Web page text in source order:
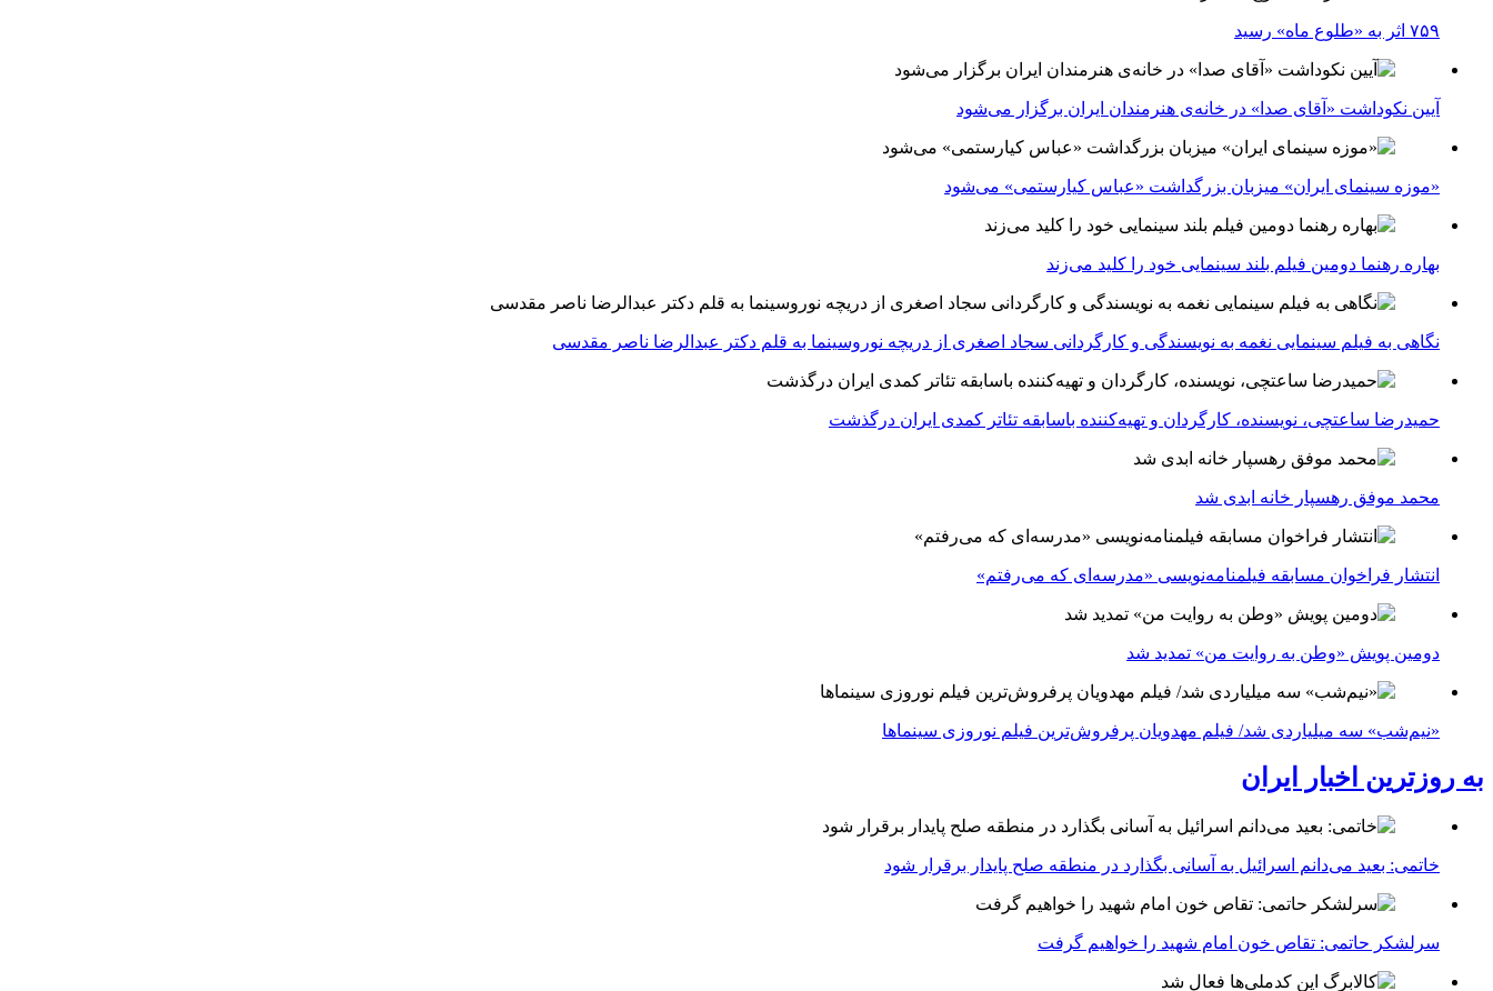
۷۵۹ اثر به «طلوع ماه» رسید
آیین نکوداشت «آقای صدا» در خانه‌ی هنرمندان ایران برگزار می‌شود
«موزه سینمای ایران» میزبان بزرگداشت «عباس کیارستمی» می‌شود
بهاره رهنما دومین فیلم بلند سینمایی خود را کلید می‌زند
نگاهی به فیلم سینمایی نغمه به نویسندگی و کارگردانی سجاد اصغری از دریچه نوروسینما به قلم دکتر عبدالرضا ناصر مقدسی
حمیدرضا ساعتچی، نویسنده، کارگردان و تهیه‌کننده باسابقه تئاتر کمدی ایران درگذشت
محمد موفق رهسپار خانه ابدی شد
انتشار فراخوان مسابقه فیلمنامه‌نویسی «مدرسه‌ای که می‌رفتم»
دومین پویش «وطن به روایت من» تمدید شد
«نیم‌شب» سه میلیاردی شد/ فیلم مهدویان پرفروش‌ترین فیلم نوروزی سینماها
به روزترین اخبار ایران
خاتمی: بعید می‌دانم اسرائیل به آسانی بگذارد در منطقه صلح پایدار برقرار شود
سرلشکر حاتمی: تقاص خون امام شهید را خواهیم گرفت